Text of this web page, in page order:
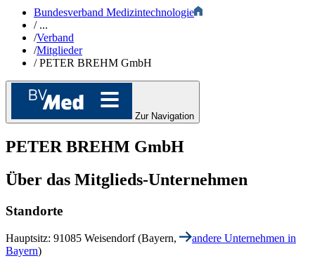
Bundesverband Medizintechnologie
/...
/Verband
/Mitglieder
/PETER BREHM GmbH
Zur Navigation
PETER BREHM GmbH
Über das Mitglieds-Unternehmen
Standorte
Hauptsitz: 91085 Weisendorf (Bayern,
andere Unternehmen in
Bayern)